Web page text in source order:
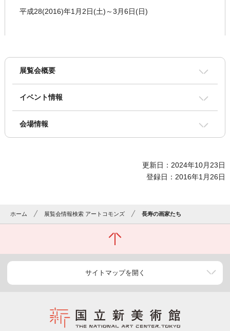
平成28(2016)年1月2日(土)～3月6日(日)
展覧会概要
イベント情報
会場情報
更新日：2024年10月23日
登録日：2016年1月26日
ホーム 展覧会情報検索 アートコモンズ 長寿の画家たち
サイトマップを開く